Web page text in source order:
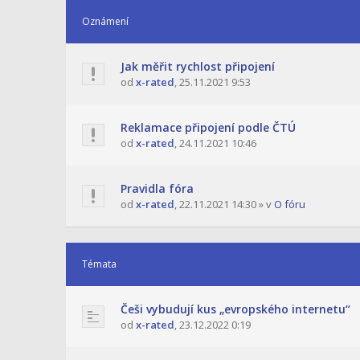
Oznámení
Jak měřit rychlost připojení
od x-rated,25.11.2021 9:53
Reklamace připojení podle ČTÚ
od x-rated,24.11.2021 10:46
Pravidla fóra
od x-rated,22.11.2021 14:30» v O fóru
Témata
Češi vybudují kus „evropského internetu“
od x-rated,23.12.2022 0:19